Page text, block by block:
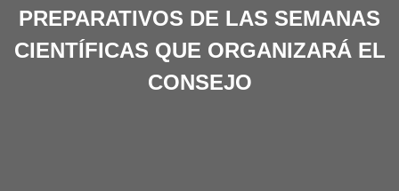
PREPARATIVOS DE LAS SEMANAS
CIENTÍFICAS QUE ORGANIZARÁ EL
CONSEJO